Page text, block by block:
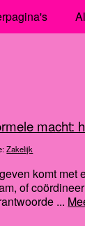
macht:
Zakelijk
komt met
of
...